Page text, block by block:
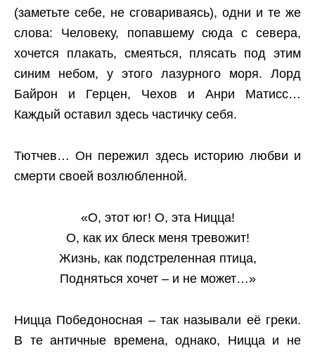
(заметьте себе, не сговариваясь), одни и те же
слова: Человеку, попавшему сюда с севера,
хочется плакать, смеяться, плясать под этим
синим небом, у этого лазурного моря. Лорд
Байрон и Герцен, Чехов и Анри Матисс…
Каждый оставил здесь частичку себя.
Тютчев… Он пережил здесь историю любви и
смерти своей возлюбленной.
«О, этот юг! О, эта Ницца!
О, как их блеск меня тревожит!
Жизнь, как подстреленная птица,
Подняться хочет – и не может…»
Ницца Победоносная – так называли её греки.
В те античные времена, однако, Ницца и не